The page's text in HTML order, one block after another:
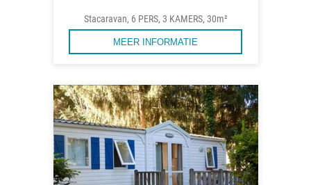
Stacaravan, 6 PERS, 3 KAMERS, 30m²
MEER INFORMATIE